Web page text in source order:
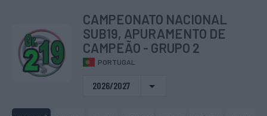
CAMPEONATO NACIONAL
SUB19, APURAMENTO DE
CAMPEÃO - GRUPO 2
PORTUGAL
2026/2027